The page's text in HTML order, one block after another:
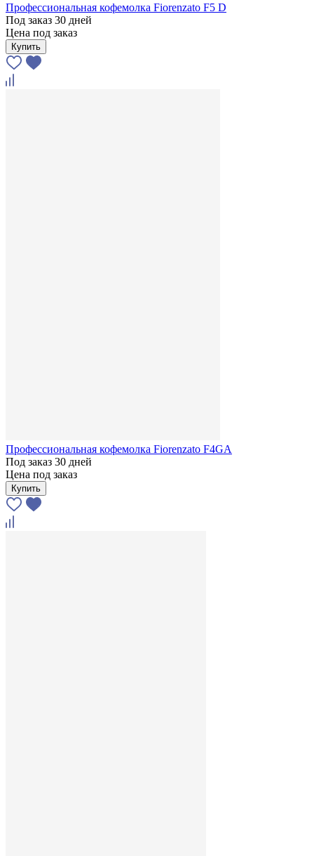
Профессиональная кофемолка Fiorenzato F5 D
Под заказ 30 дней
Цена под заказ
Купить
Профессиональная кофемолка Fiorenzato F4GA
Под заказ 30 дней
Цена под заказ
Купить